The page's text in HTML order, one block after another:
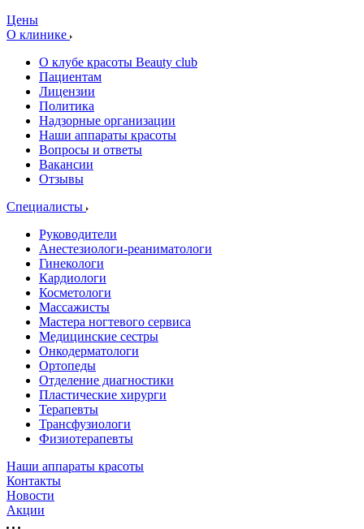
Цены
О клинике
О клубе красоты Beauty club
Пациентам
Лицензии
Политика
Надзорные организации
Наши аппараты красоты
Вопросы и ответы
Вакансии
Отзывы
Специалисты
Руководители
Анестезиологи-реаниматологи
Гинекологи
Кардиологи
Косметологи
Массажисты
Мастера ногтевого сервиса
Медицинские сестры
Онкодерматологи
Ортопеды
Отделение диагностики
Пластические хирурги
Терапевты
Трансфузиологи
Физиотерапевты
Наши аппараты красоты
Контакты
Новости
Акции